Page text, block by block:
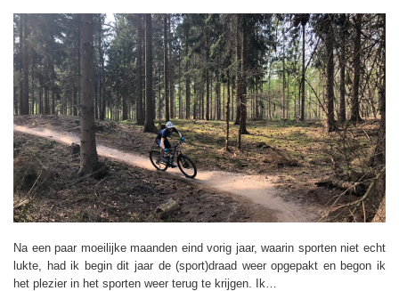
Na een paar moeilijke maanden eind vorig jaar, waarin sporten niet echt
lukte, had ik begin dit jaar de (sport)draad weer opgepakt en begon ik
het plezier in het sporten weer terug te krijgen. Ik…